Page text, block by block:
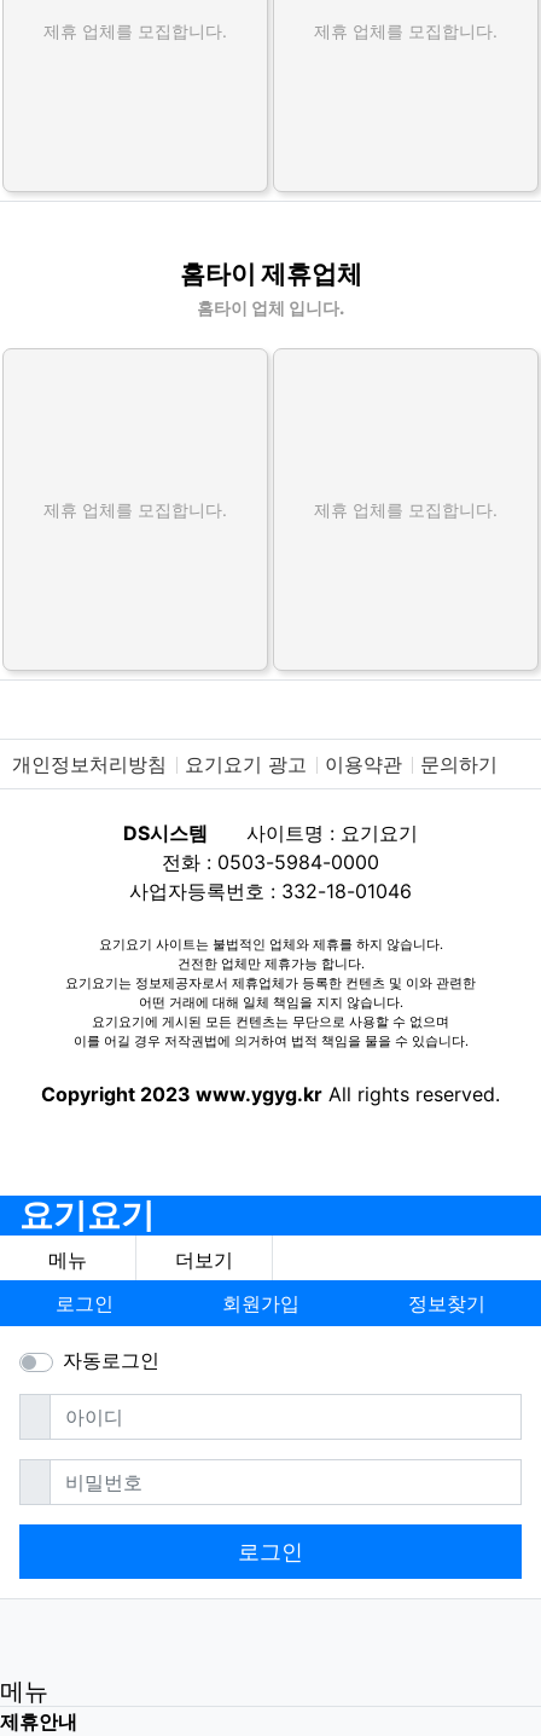
제휴 업체를 모집합니다. 제휴 업체를 모집합니다.
홈타이 제휴업체
홈타이 업체 입니다.
제휴 업체를 모집합니다. 제휴 업체를 모집합니다.
개인정보처리방침 요기요기 광고 이용약관 문의하기
DS시스템
사이트명 : 요기요기
전화 : 0503-5984-0000
사업자등록번호 : 332-18-01046
요기요기 사이트는 불법적인 업체와 제휴를 하지 않습니다.
건전한 업체만 제휴가능 합니다.
요기요기는 정보제공자로서 제휴업체가 등록한 컨텐츠 및 이와 관련한
어떤 거래에 대해 일체 책임을 지지 않습니다.
요기요기에 게시된 모든 컨텐츠는 무단으로 사용할 수 없으며
이를 어길 경우 저작권법에 의거하여 법적 책임을 물을 수 있습니다.
Copyright 2023 www.ygyg.kr All rights reserved.
요기요기
메뉴
더보기
로그인
회원가입 정보찾기
자동로그인
아이디필수
비밀번호필수
로그인
메뉴
제휴안내